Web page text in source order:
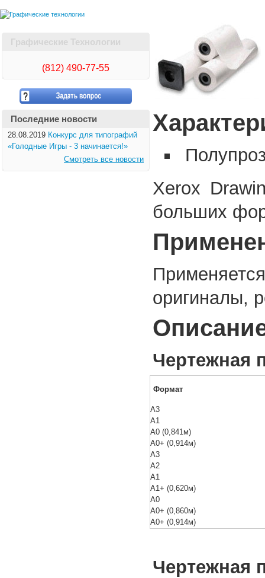
Графические Технологии
(812) 490-77-55
Последние новости
28.08.2019 Конкурс для типографий
«Голодные Игры - 3 начинается!»
Смотреть все новости
Xerox
больших
оригиналы,
Чертежная
Формат
А3
А1
А0 (0,841м)
А0+ (0,914м)
А3
А2
А1
А1+ (0,620м)
А0
А0+ (0,860м)
А0+ (0,914м)
Чертежная